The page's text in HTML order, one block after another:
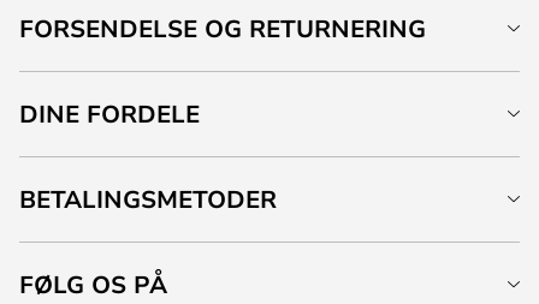
FORSENDELSE OG RETURNERING
DINE FORDELE
BETALINGSMETODER
FØLG OS PÅ